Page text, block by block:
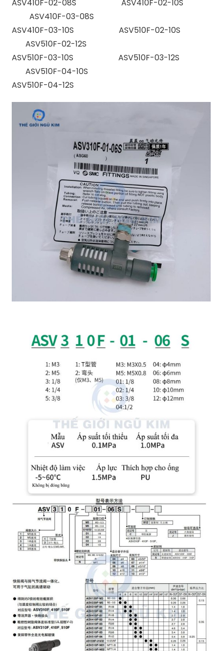
ASV410F-02-08S ASV410F-02-10S
ASV410F-03-08S
ASV410F-03-10S ASV510F-02-10S
ASV510F-02-12S
ASV510F-03-10S ASV510F-03-12S
ASV510F-04-10S
ASV510F-04-12S